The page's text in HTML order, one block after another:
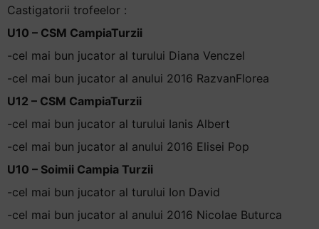
you
navigate
interact
with
the
Castigatorii trofeelor :
U10 – CSM CampiaTurzii
-cel mai bun jucator al turului Diana Venczel
-cel mai bun jucator al anului 2016 RazvanFlorea
U12 – CSM CampiaTurzii
-cel mai bun jucator al turului Ianis Albert
-cel mai bun jucator al anului 2016 Elisei Pop
U10 – Soimii Campia Turzii
-cel mai bun jucator al turului Ion David
-cel mai bun jucator al anului 2016 Nicolae Buturca